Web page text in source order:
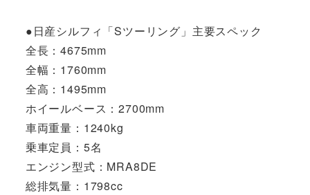
●日産シルフィ「Sツーリング」主要スペック
全長：4675mm
全幅：1760mm
全高：1495mm
ホイールベース：2700mm
車両重量：1240kg
乗車定員：5名
エンジン型式：MRA8DE
総排気量：1798cc